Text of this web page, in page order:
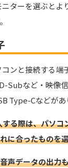
ターを選ぶとよ
ンと接続する端
Subなど・映像
Type-Cなどがあ
る際は、パソコ
に合ったものを
声データの出力